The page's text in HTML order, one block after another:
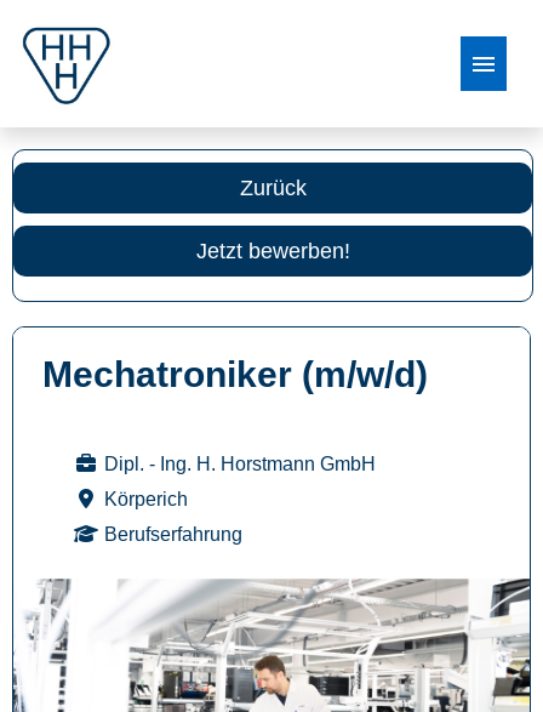
Stellenangebote
Zurück
Jetzt bewerben!
Mechatroniker (m/w/d)
Dipl. - Ing. H. Horstmann GmbH
Körperich
Berufserfahrung